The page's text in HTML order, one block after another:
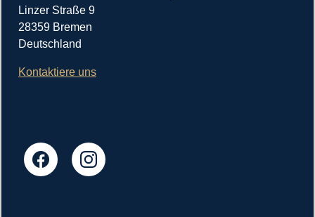
Linzer Straße 9
28359 Bremen
Deutschland
Kontaktiere uns